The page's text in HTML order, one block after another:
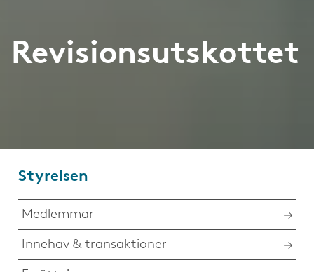
Revisionsutskottet
Styrelsen
Medlemmar
Innehav & transaktioner